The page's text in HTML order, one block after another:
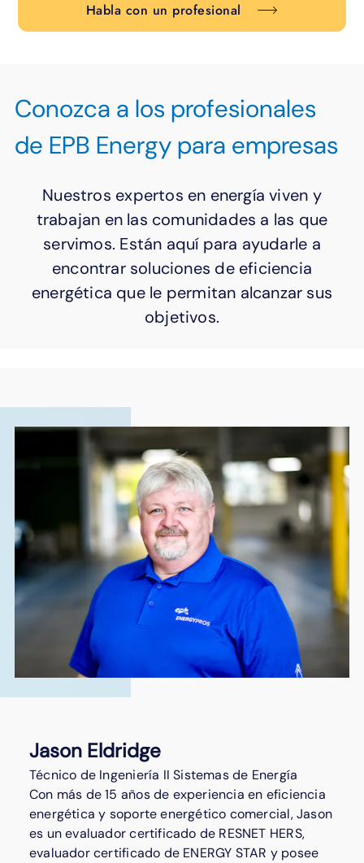
Habla con un profesional
Conozca a los profesionales
de EPB Energy para empresas
Nuestros expertos en energía viven y
trabajan en las comunidades a las que
servimos. Están aquí para ayudarle a
encontrar soluciones de eficiencia
energética que le permitan alcanzar sus
objetivos.
Jason Eldridge
Técnico de Ingeniería II Sistemas de Energía
Con más de 15 años de experiencia en eficiencia
energética y soporte energético comercial, Jason
es un evaluador certificado de RESNET HERS,
evaluador certificado de ENERGY STAR y posee